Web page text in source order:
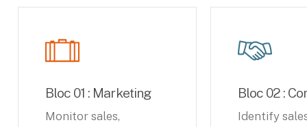
Bloc 01 : Marketing
Monitor sales,
Bloc 02 :
Identify